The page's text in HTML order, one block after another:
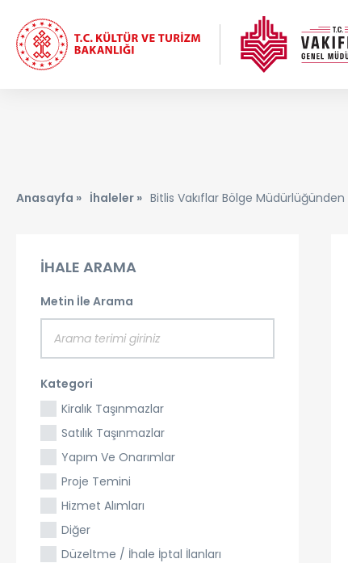
Anasayfa » İhaleler » Bitlis Vakıflar Bölge Müdürlüğünden
İHALE ARAMA
Metin İle Arama
Kategori
Kiralık Taşınmazlar
Satılık Taşınmazlar
Yapım Ve Onarımlar
Proje Temini
Hizmet Alımları
Diğer
Düzeltme / İhale İptal İlanları